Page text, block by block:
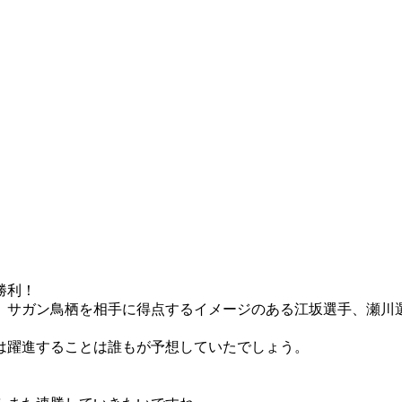
！
ガン鳥栖を相手に得点するイメージのある江坂選手、瀬川
進することは誰もが予想していたでしょう。